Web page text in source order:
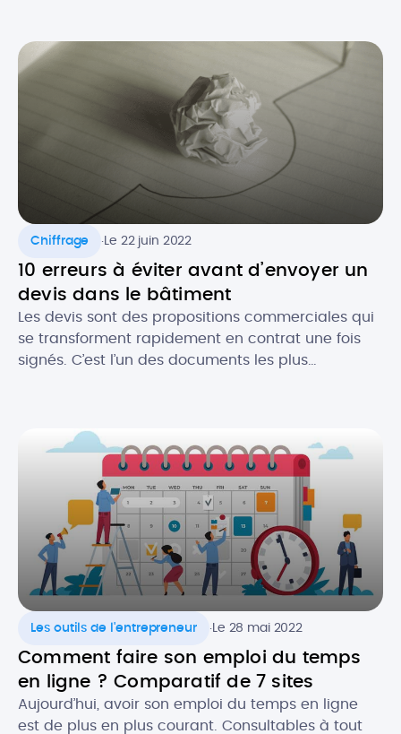
devis en tant que micro-entrepreneur ? Que doit-
il contenir au niveau […]
Chiffrage .Le 22 juin 2022
10 erreurs à éviter avant d’envoyer un
devis dans le bâtiment
Les devis sont des propositions commerciales qui
se transforment rapidement en contrat une fois
signés. C’est l’un des documents les plus
un prospect. Il est donc crucial de ne pas […]
Les outils de l'entrepreneur .Le 28 mai 2022
Comment faire son emploi du temps
en ligne ? Comparatif de 7 sites
Aujourd’hui, avoir son emploi du temps en ligne
est de plus en plus courant. Consultables à tout